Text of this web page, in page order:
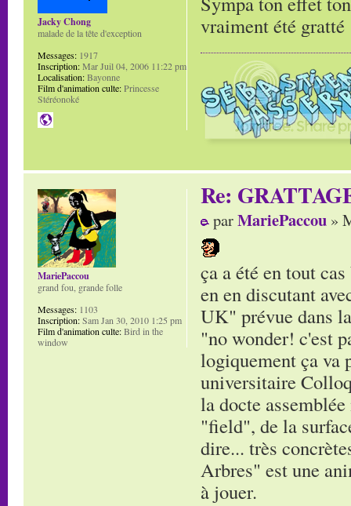
vraiment été gratté
Jacky Chong
malade de la tête d'exception
Messages: 1917
Inscription:Mar Juil 04, 2006 11:22 pm
Localisation:Bayonne
Film d'animation culte:Princesse
Stéréonoké
Re:
parMariePaccou »
ça a été en tout
en en discutant
UK" prévue dans
"no wonder! c'est
logiquement ça va
universitaire
la docte
"field", de la
dire... très
Arbres" est une
à jouer.
MariePaccou
grand fou, grande folle
Messages: 1103
Inscription:Sam Jan 30, 2010 1:25 pm
Film d'animation culte:Bird in the
window